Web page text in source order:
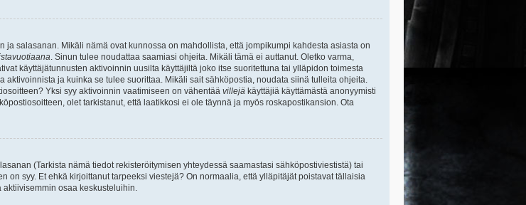
ja salasanan. Mikäli nämä ovat kunnossa on mahdollista, että jompikumpi kahdesta asiasta on
. Sinun tulee noudattaa saamiasi ohjeita. Mikäli tämä ei auttanut. Oletko varma,
käyttäjätunnusten aktivoinnin uusilta käyttäjiltä joko itse suoritettuna tai ylläpidon toimesta
ja kuinka se tulee suorittaa. Mikäli sait sähköpostia, noudata siinä tulleita ohjeita.
Yksi syy aktivoinnin vaatimiseen on vähentää villejä käyttäjiä käyttämästä anonyymisti
olet tarkistanut, että laatikkosi ei ole täynnä ja myös roskapostikansion. Ota
(Tarkista nämä tiedot rekisteröitymisen yhteydessä saamastasi sähköpostiviestistä) tai
on syy. Et ehkä kirjoittanut tarpeeksi viestejä? On normaalia, että ylläpitäjät poistavat tällaisia
osaa keskusteluihin.